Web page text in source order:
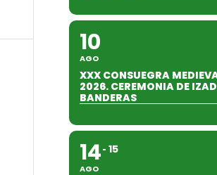
10
AGO
XXX CONSUEGRA
2026. CEREMONIA DE
BANDERAS
14
AGO
15